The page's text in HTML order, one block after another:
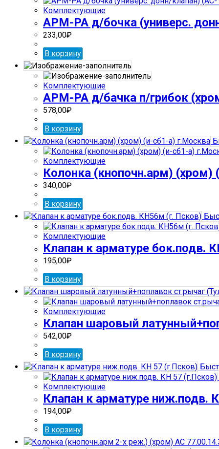
Комплектующие
АРМ-РА д/бочка (универс.
233,00₽
В корзину
Комплектующие
АРМ-РА д/бачка п/грибок
578,00₽
В корзину
Комплектующие
Колонка (кнопочн.арм) (хром)
340,00₽
В корзину
Комплектующие
Клапан к арматуре бок.подв.
195,00₽
В корзину
Комплектующие
Клапан шаровый
542,00₽
В корзину
Комплектующие
Клапан к арматуре ниж.подв.
194,00₽
В корзину